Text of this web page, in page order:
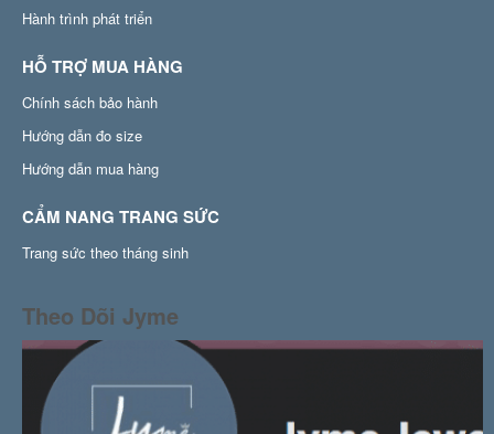
Hành trình phát triển
HỖ TRỢ MUA HÀNG
Chính sách bảo hành
Hướng dẫn đo size
Hướng dẫn mua hàng
CẨM NANG TRANG SỨC
Trang sức theo tháng sinh
Theo Dõi Jyme